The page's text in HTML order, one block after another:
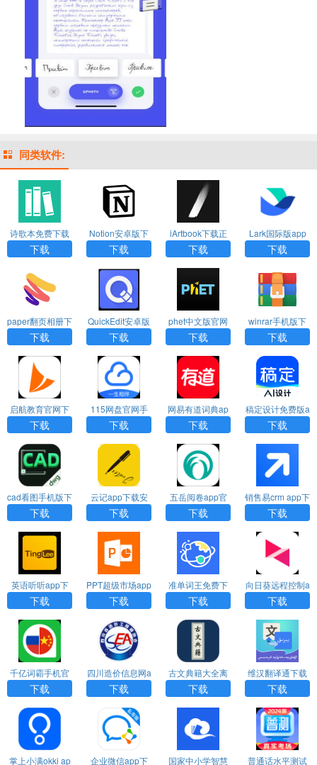
同类软件:
诗歌本免费下载
安装安卓手机版
下载
Notion安卓版下
载
下载
iArtbook下载正
版免费2024
下载
Lark国际版app
下载
下载
paper翻页相册下
载官方原版
下载
QuickEdit安卓版
下载
下载
phet中文版官网
版下载
下载
winrar手机版下
载
下载
启航教育官网下
载app
下载
115网盘官网手
机版下载
下载
网易有道词典ap
p官方下载
下载
稿定设计免费版a
pp
下载
cad看图手机版下
载最新版
下载
云记app下载安
装官方版免费下
载
下载
五岳阅卷app官
方下载安装最新
版
下载
销售易crm app下
载
下载
英语听听app下
载安装免费版
下载
PPT超级市场app
免费版
下载
准单词王免费下
载
下载
向日葵远程控制a
pp官网下载
下载
千亿词霸手机官
方下载app
下载
四川造价信息网a
pp下载
下载
古文典籍大全离
线版下载
下载
维汉翻译通下载
免费2024最新版
本
下载
掌上小满okki ap 企业微信app下 国家中小学智慧 普通话水平测试